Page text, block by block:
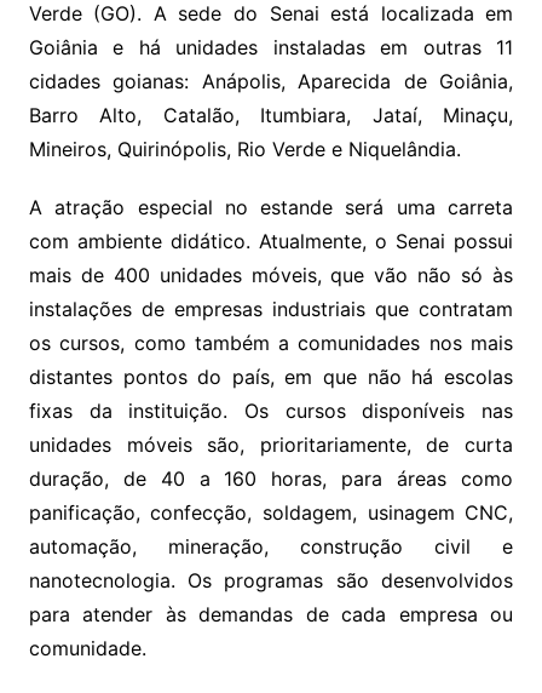
Verde (GO). A sede do Senai está localizada em
Goiânia e há unidades instaladas em outras 11
cidades goianas: Anápolis, Aparecida de Goiânia,
Barro Alto, Catalão, Itumbiara, Jataí, Minaçu,
Mineiros, Quirinópolis, Rio Verde e Niquelândia.
A atração especial no estande será uma carreta
com ambiente didático. Atualmente, o Senai possui
mais de 400 unidades móveis, que vão não só às
instalações de empresas industriais que contratam
os cursos, como também a comunidades nos mais
distantes pontos do país, em que não há escolas
fixas da instituição. Os cursos disponíveis nas
unidades móveis são, prioritariamente, de curta
duração, de 40 a 160 horas, para áreas como
panificação, confecção, soldagem, usinagem CNC,
automação, mineração, construção civil e
nanotecnologia. Os programas são desenvolvidos
para atender às demandas de cada empresa ou
comunidade.